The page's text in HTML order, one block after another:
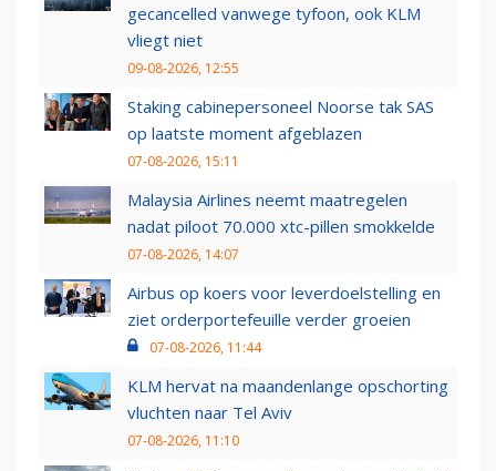
gecancelled vanwege tyfoon, ook KLM
vliegt niet
09-08-2026, 12:55
Staking cabinepersoneel Noorse tak SAS
op laatste moment afgeblazen
07-08-2026, 15:11
Malaysia Airlines neemt maatregelen
nadat piloot 70.000 xtc-pillen smokkelde
07-08-2026, 14:07
Airbus op koers voor leverdoelstelling en
ziet orderportefeuille verder groeien
07-08-2026, 11:44
KLM hervat na maandenlange opschorting
vluchten naar Tel Aviv
07-08-2026, 11:10